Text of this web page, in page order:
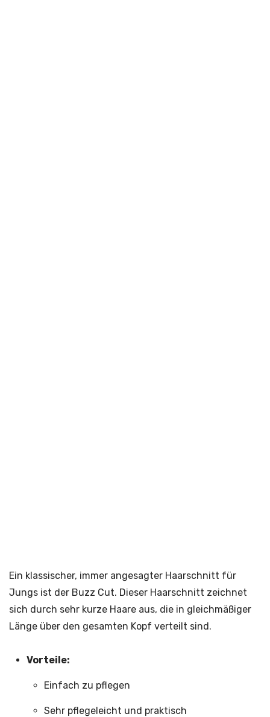
Ein klassischer, immer angesagter Haarschnitt für
Jungs ist der Buzz Cut. Dieser Haarschnitt zeichnet
sich durch sehr kurze Haare aus, die in gleichmäßiger
Länge über den gesamten Kopf verteilt sind.
Vorteile:
Einfach zu pflegen
Sehr pflegeleicht und praktisch